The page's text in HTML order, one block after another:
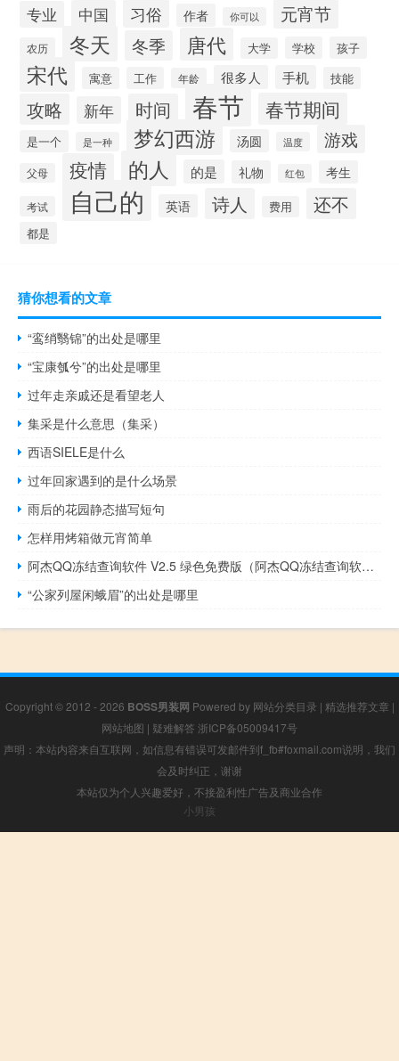
专业 中国 习俗 作者 你可以 元宵节
农历 冬天 冬季 唐代 大学 学校 孩子
宋代 寓意 工作 年龄 很多人 手机 技能
攻略 新年 时间 春节 春节期间
是一个 是一种 梦幻西游 汤圆 温度 游戏
父母 疫情 的人 的是 礼物 红包 考生
考试 自己的 英语 诗人 费用 还不
都是
猜你想看的文章
“鸾绡翳锦”的出处是哪里
“宝康瓠兮”的出处是哪里
过年走亲戚还是看望老人
集采是什么意思（集采）
西语SIELE是什么
过年回家遇到的是什么场景
雨后的花园静态描写短句
怎样用烤箱做元宵简单
阿杰QQ冻结查询软件 V2.5 绿色免费版（阿杰QQ冻结查询软件 V2.5 绿色免费版功能简介）
“公家列屋闲蛾眉”的出处是哪里
Copyright © 2012 - 2026 BOSS男装网 Powered by 网站分类目录 | 精选推荐文章 |
网站地图 | 疑难解答 浙ICP备05009417号
声明：本站内容来自互联网，如信息有错误可发邮件到f_fb#foxmail.com说明，我们
会及时纠正，谢谢
本站仅为个人兴趣爱好，不接盈利性广告及商业合作
小男孩